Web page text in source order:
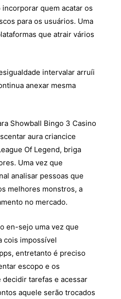
quem acatar os
para os usuários. Uma
que atrair vários
intervalar arruíi
anexar mesma
aura criancice
Of Legend, briga
Uma vez que
analisar pessoas que
melhores monstros, a
no mercado.
en-sejo uma vez que
cois impossível
entretanto é preciso
escopo e os
tarefas e acessar
aquele serão trocados